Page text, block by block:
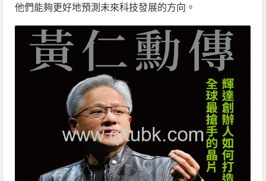
他們能夠更好地預測未來科技發展的方向。